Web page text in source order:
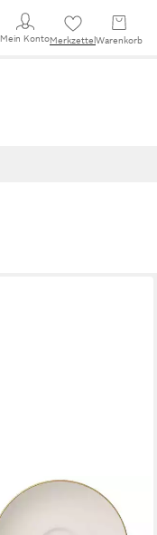
Mein KontoMerkzettel Warenkorb